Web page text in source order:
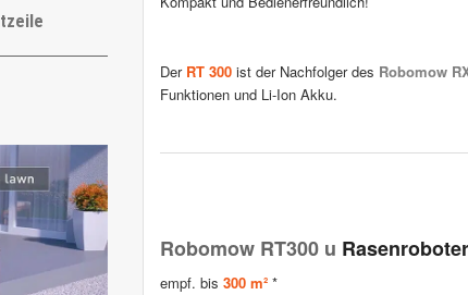
Der RT 300 ist der Nachfolger des Robomow
Funktionen und Li-Ion Akku.
Robomow RT300 u Rasenroboter
empf. bis 300 m² *